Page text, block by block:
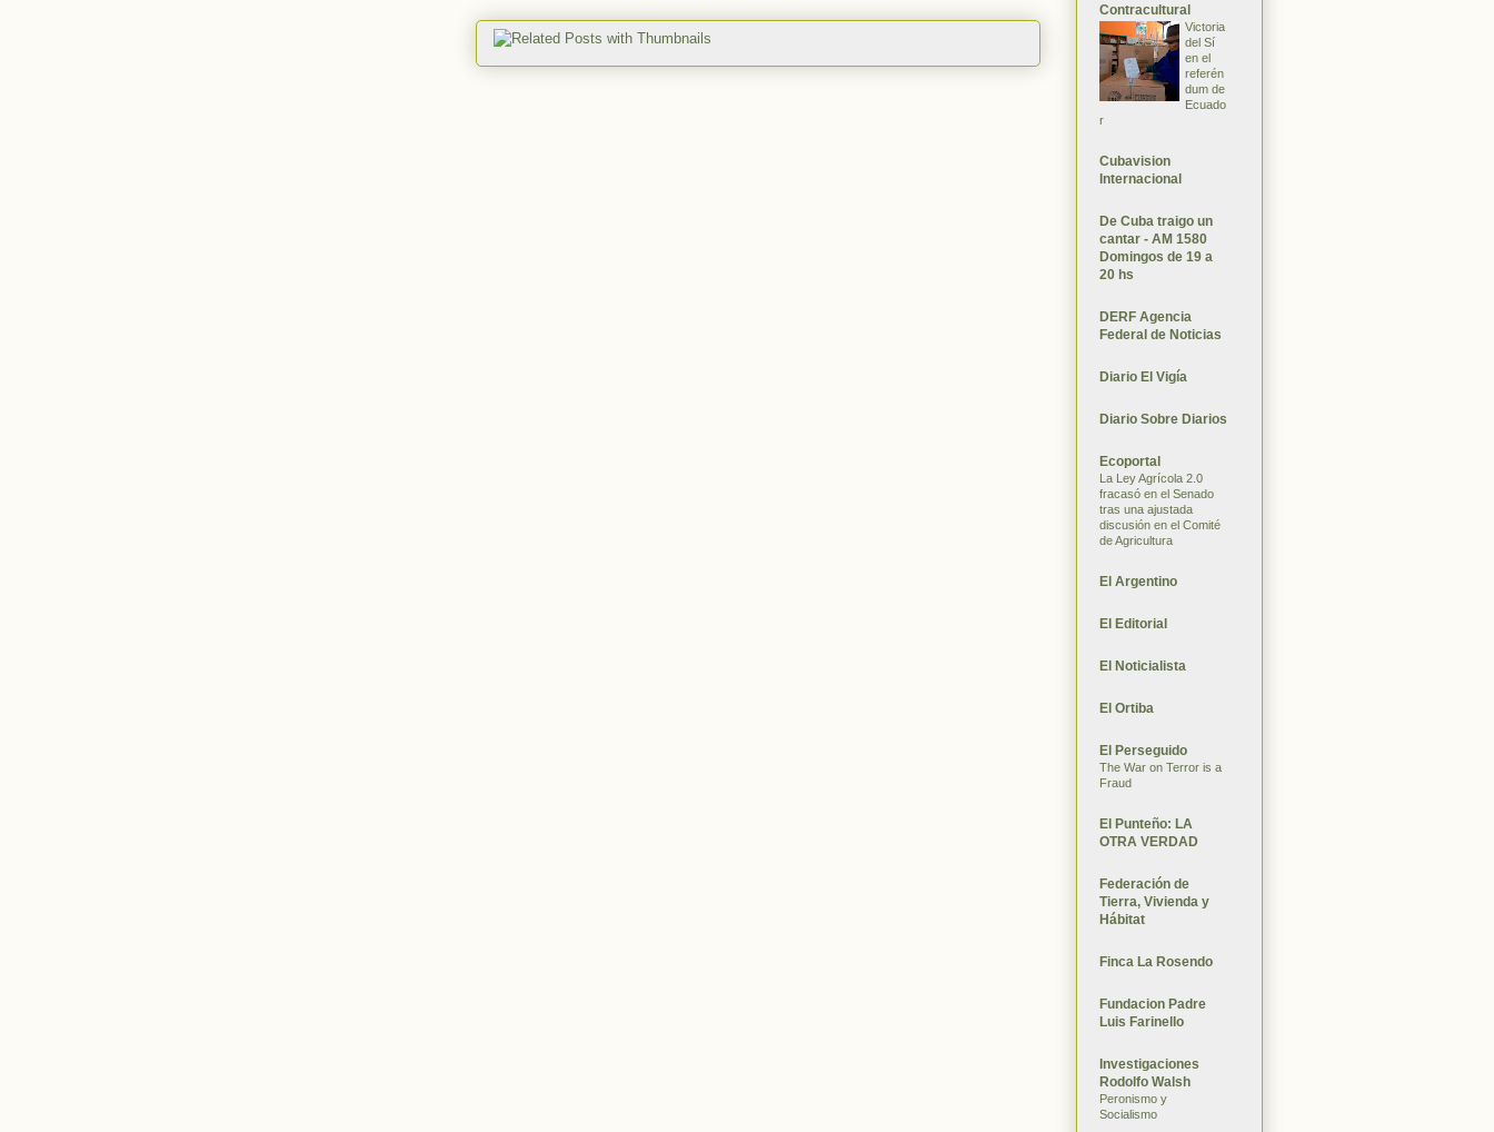
Contracultural
Victoria
del Sí
en el
referén
dum de
Ecuado
r
Cubavision
Internacional
De Cuba traigo un
cantar - AM 1580
Domingos de 19 a
20 hs
DERF Agencia
Federal de Noticias
Diario El Vigía
Diario Sobre Diarios
Ecoportal
La Ley Agrícola 2.0
fracasó en el Senado
tras una ajustada
discusión en el Comité
de Agricultura
El Argentino
El Editorial
El Noticialista
El Ortiba
El Perseguido
The War on Terror is a
Fraud
El Punteño: LA
OTRA VERDAD
Federación de
Tierra, Vivienda y
Hábitat
Finca La Rosendo
Fundacion Padre
Luis Farinello
Investigaciones
Rodolfo Walsh
Peronismo y
Socialismo